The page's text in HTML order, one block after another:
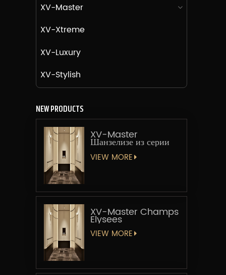
XV-Master
XV-Xtreme
XV-Luxury
XV-Stylish
NEW PRODUCTS
XV-Master
Шанзелизе из серии
«Мастер-лифт»
VIEW MORE
XV-Master Champs
Elysees
VIEW MORE